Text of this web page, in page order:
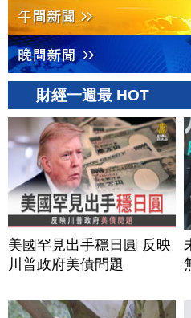
財經一週最 HOT
美國罕見出手穩日圓 反映
川普政府美債問題